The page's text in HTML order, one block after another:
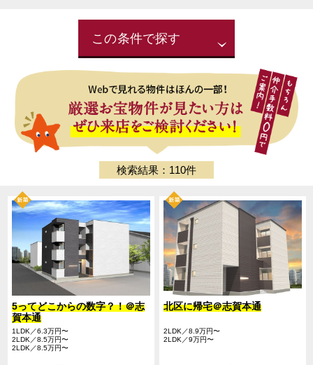
この条件で探す
検索結果：110件
5ってどこからの数字？！＠志
賀本通
1LDK／6.3万円〜
2LDK／8.5万円〜
2LDK／8.5万円〜
北区に帰宅＠志賀本通
2LDK／8.9万円〜
2LDK／9万円〜